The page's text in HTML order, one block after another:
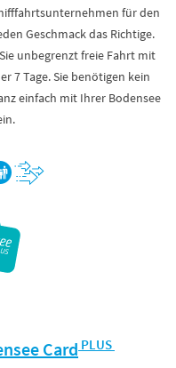
für den
Geschmack das Richtige.
unbegrenzt freie Fahrt mit
7 Tage. Sie benötigen kein
einfach mit Ihrer Bodensee
Card PLUS